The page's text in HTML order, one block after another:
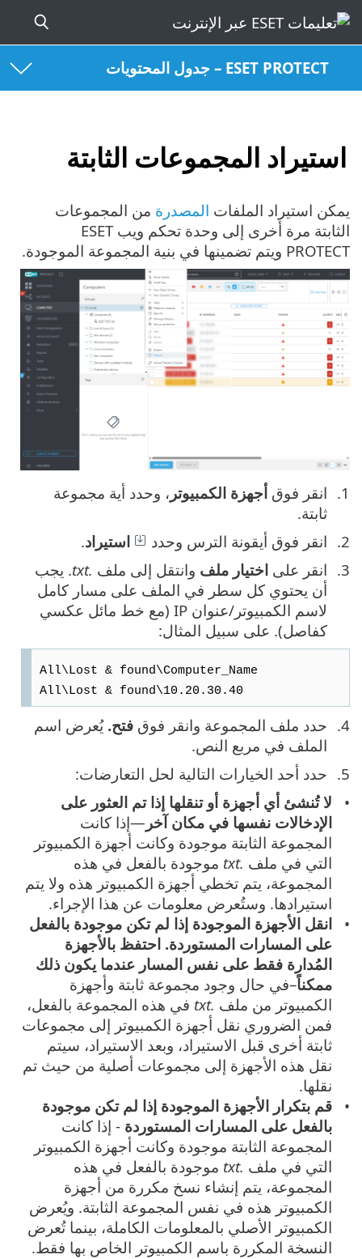
ESET PROTECT – جدول المحتويات
استيراد المجموعات الثابتة
يمكن استيراد الملفات المصدرة من المجموعات
الثابتة مرة أخرى إلى وحدة تحكم ويب ESET
PROTECT ويتم تضمينها في بنية المجموعة الموجودة.
انقر فوق أجهزة الكمبيوتر ، وحدد أية مجموعة
ثابتة.
انقر فوق أيقونة الترس وحدد
استيراد.
انقر على اختيار ملف وانتقل إلى ملف .txt
. يجب
أن يحتوي كل سطر في الملف على مسار كامل
لاسم الكمبيوتر/عنوان IP (مع خط مائل عكسي
كفاصل). على سبيل المثال:
All\Lost & found\Computer_Name
All\Lost & found\10.20.30.40
حدد ملف المجموعة وانقر فوق فتح. يُعرض اسم
الملف في مربع النص.
حدد أحد الخيارات التالية لحل التعارضات:
لا تُنشئ أي أجهزة أو تنقلها إذا تم العثور على
الإدخالات نفسها في مكان آخر —إذا كانت
المجموعة الثابتة موجودة وكانت أجهزة الكمبيوتر
التي في ملف .txt
موجودة بالفعل في هذه
المجموعة، يتم تخطي أجهزة الكمبيوتر هذه ولا يتم
استيرادها. وستُعرض معلومات عن هذا الإجراء.
انقل الأجهزة الموجودة إذا لم تكن موجودة بالفعل
على المسارات المستوردة. احتفظ بالأجهزة
المُدارة فقط على نفس المسار عندما يكون ذلك
ممكناً–في حال وجود مجموعة ثابتة وأجهزة
الكمبيوتر من ملف .txt
في هذه المجموعة بالفعل،
فمن الضروري نقل أجهزة الكمبيوتر إلى مجموعات
ثابتة أخرى قبل الاستيراد، وبعد الاستيراد، سيتم
نقل هذه الأجهزة إلى مجموعات أصلية من حيث تم
نقلها.
قم بتكرار الأجهزة الموجودة إذا لم تكن موجودة
بالفعل على المسارات المستوردة - إذا كانت
المجموعة الثابتة موجودة وكانت أجهزة الكمبيوتر
التي في ملف .txt
موجودة بالفعل في هذه
المجموعة، يتم إنشاء نسخ مكررة من أجهزة
الكمبيوتر هذه في نفس المجموعة الثابتة. ويُعرض
الكمبيوتر الأصلي بالمعلومات الكاملة، بينما تُعرض
النسخة المكررة باسم الكمبيوتر الخاص بها فقط.